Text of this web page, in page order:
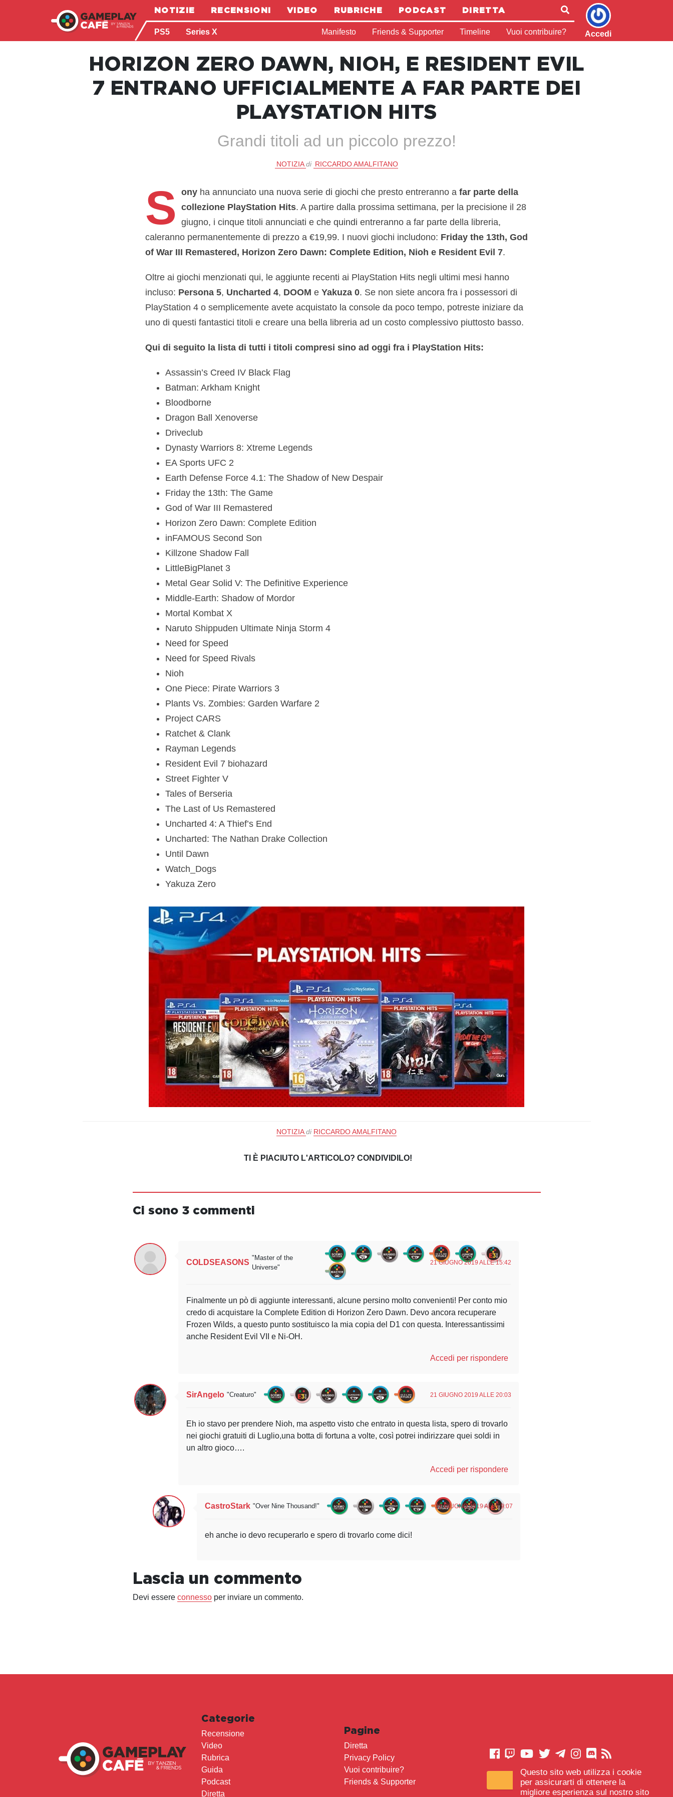
Questo sito web utilizza i cookie
per assicurarti di ottenere la
migliore esperienza sul nostro sito
NOTIZIE RECENSIONI VIDEO RUBRICHE PODCAST DIRETTA
PS5 Series X Manifesto Friends & Supporter Timeline Vuoi contribuire? Accedi
HORIZON ZERO DAWN, NIOH, E RESIDENT EVIL
7 ENTRANO UFFICIALMENTE A FAR PARTE DEI
PLAYSTATION HITS
Grandi titoli ad un piccolo prezzo!
NOTIZIA di RICCARDO AMALFITANO
S onyha annunciato una nuova serie di giochi che presto entreranno a far parte della
collezione PlayStation Hits. A partire dalla prossima settimana, per la precisione il 28
giugno, i cinque titoli annunciati e che quindi entreranno a far parte della libreria,
caleranno permanentemente di prezzo a €19,99. I nuovi giochi includono: Friday the 13th, God
of War III Remastered, Horizon Zero Dawn: Complete Edition, Nioh e Resident Evil 7.
Oltre ai giochi menzionati qui, le aggiunte recenti ai PlayStation Hits negli ultimi mesi hanno
incluso: Persona 5, Uncharted 4, DOOM e Yakuza 0. Se non siete ancora fra i possessori di
PlayStation 4 o semplicemente avete acquistato la console da poco tempo, potreste iniziare da
uno di questi fantastici titoli e creare una bella libreria ad un costo complessivo piuttosto basso.
Qui di seguito la lista di tutti i titoli compresi sino ad oggi fra i PlayStation Hits:
Assassin’s Creed IV Black Flag
Batman: Arkham Knight
Bloodborne
Dragon Ball Xenoverse
Driveclub
Dynasty Warriors 8: Xtreme Legends
EA Sports UFC 2
Earth Defense Force 4.1: The Shadow of New Despair
Friday the 13th: The Game
God of War III Remastered
Horizon Zero Dawn: Complete Edition
inFAMOUS Second Son
Killzone Shadow Fall
LittleBigPlanet 3
Metal Gear Solid V: The Definitive Experience
Middle-Earth: Shadow of Mordor
Mortal Kombat X
Naruto Shippuden Ultimate Ninja Storm 4
Need for Speed
Need for Speed Rivals
Nioh
One Piece: Pirate Warriors 3
Plants Vs. Zombies: Garden Warfare 2
Project CARS
Ratchet & Clank
Rayman Legends
Resident Evil 7 biohazard
Street Fighter V
Tales of Berseria
The Last of Us Remastered
Uncharted 4: A Thief’s End
Uncharted: The Nathan Drake Collection
Until Dawn
Watch_Dogs
Yakuza Zero
NOTIZIA di RICCARDO AMALFITANO
TI È PIACIUTO L'ARTICOLO? CONDIVIDILO!
Ci sono 3 commenti
COLDSEASONS
"Master of the
Universe"
21 GIUGNO 2019 ALLE 15:42
Finalmente un pò di aggiunte interessanti, alcune persino molto convenienti! Per conto mio
credo di acquistare la Complete Edition di Horizon Zero Dawn. Devo ancora recuperare
Frozen Wilds, a questo punto sostituisco la mia copia del D1 con questa. Interessantissimi
anche Resident Evil VII e Ni-OH.
Accedi per rispondere
SirAngelo "Creaturo" 21 GIUGNO 2019 ALLE 20:03
Eh io stavo per prendere Nioh, ma aspetto visto che entrato in questa lista, spero di trovarlo
nei giochi gratuiti di Luglio,una botta di fortuna a volte, così potrei indirizzare quei soldi in
un altro gioco….
Accedi per rispondere
CastroStark "Over Nine Thousand!" 22 GIUGNO 2019 ALLE 9:07
eh anche io devo recuperarlo e spero di trovarlo come dici!
Lascia un commento
Devi essere connessoper inviare un commento.
Categorie
Recensione
Video
Rubrica
Guida
Podcast
Diretta
Pagine
Diretta
Privacy Policy
Vuoi contribuire?
Friends & Supporter
CONTATTACI